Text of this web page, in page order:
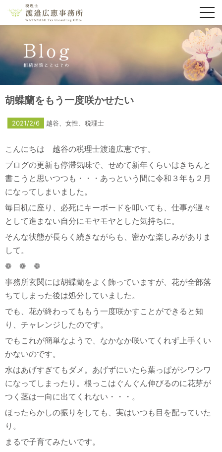
胡蝶蘭をもう一度咲かせたい
2021/2/6 越谷、女性、税理士
こんにちは 越谷の税理士渡邉広恵です。
ブログの更新も停滞気味で、せめて新年くらいはきちんと
書こうと思いつつも・・・あっという間に令和３年も２月
になってしまいました。
毎日机に座り、必死にキーボードを叩いても、仕事が遅々
として進まない自分にモヤモヤとした気持ちに。
そんな状態が長らく続きながらも、密かな楽しみがありま
して。
❁ ❁ ❁
事務所玄関には胡蝶蘭をよく飾っていますが、花が全部落
ちてしまった後は処分していました。
でも、花が終わってももう一度咲かすことができると知
り、チャレンジしたのです。
でもこれが簡単なようで、なかなか咲いてくれず上手くい
かないのです。
水はあげすぎてもダメ。あげずにいたら葉っぱがシワシワ
になってしまったり。根っこはぐんぐん伸びるのに花芽が
つく茎は一向に出てくれない・・・。
ほったらかしの振りをしても、実はいつも目を配っていた
り。
まるで子育てみたいです。